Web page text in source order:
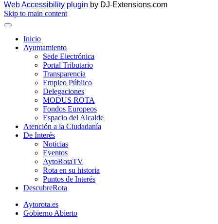
Web Accessibility plugin by DJ-Extensions.com
Skip to main content
Inicio
Ayuntamiento
Sede Electrónica
Portal Tributario
Transparencia
Empleo Público
Delegaciones
MODUS ROTA
Fondos Europeos
Espacio del Alcalde
Atención a la Ciudadanía
De Interés
Noticias
Eventos
AytoRotaTV
Rota en su historia
Puntos de Interés
DescubreRota
Aytorota.es
Gobierno Abierto